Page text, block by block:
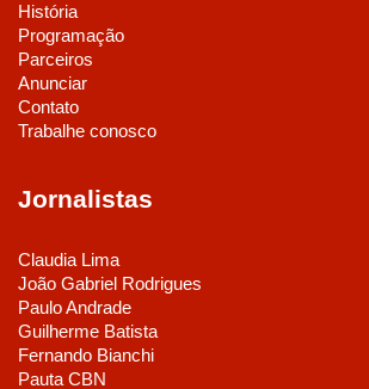
História
Programação
Parceiros
Anunciar
Contato
Trabalhe conosco
Jornalistas
Claudia Lima
João Gabriel Rodrigues
Paulo Andrade
Guilherme Batista
Fernando Bianchi
Pauta CBN